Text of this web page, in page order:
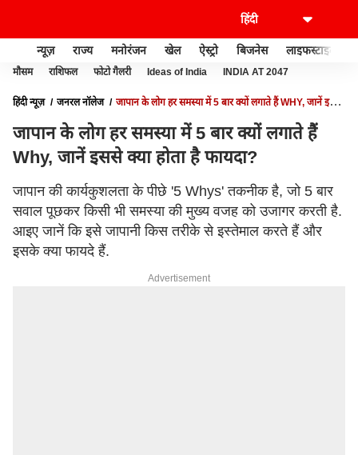
न्यूज़ राज्य मनोरंजन खेल ऐस्ट्रो बिजनेस लाइफस्टाइल
मौसम राशिफल फोटो गैलरी Ideas of India INDIA AT 2047
हिंदी न्यूज़ जनरल नॉलेज
जापान के लोग हर समस्या में 5 बार क्यों लगाते हैं WHY, जानें इससे
जापान के लोग हर समस्या में 5 बार क्यों लगाते हैं
Why, जानें इससे क्या होता है फायदा?
जापान की कार्यकुशलता के पीछे '5 Whys' तकनीक है, जो 5 बार
सवाल पूछकर किसी भी समस्या की मुख्य वजह को उजागर करती है.
आइए जानें कि इसे जापानी किस तरीके से इस्तेमाल करते हैं और
इसके क्या फायदे हैं.
Advertisement